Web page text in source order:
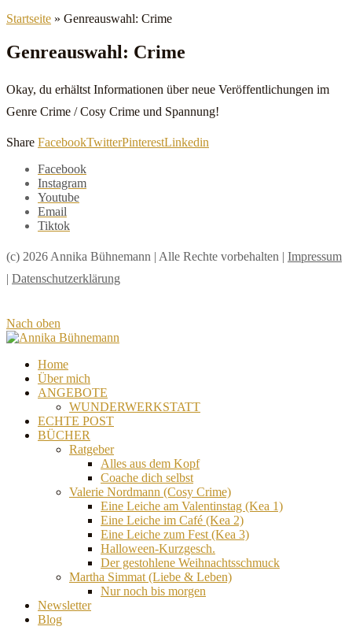
Startseite » Genreauswahl: Crime
Genreauswahl: Crime
Okay, du erhältst Informationen über neue Veröffentlichungen im
Genre Crime / Cosy Crime und Spannung!
Share FacebookTwitterPinterestLinkedin
Facebook
Instagram
Youtube
Email
Tiktok
(c) 2026 Annika Bühnemann | Alle Rechte vorbehalten | Impressum
| Datenschutzerklärung
Nach oben
Home
Über mich
ANGEBOTE
WUNDERWERKSTATT
ECHTE POST
BÜCHER
Ratgeber
Alles aus dem Kopf
Coache dich selbst
Valerie Nordmann (Cosy Crime)
Eine Leiche am Valentinstag (Kea 1)
Eine Leiche im Café (Kea 2)
Eine Leiche zum Fest (Kea 3)
Halloween-Kurzgesch.
Der gestohlene Weihnachtsschmuck
Martha Simmat (Liebe & Leben)
Nur noch bis morgen
Newsletter
Blog